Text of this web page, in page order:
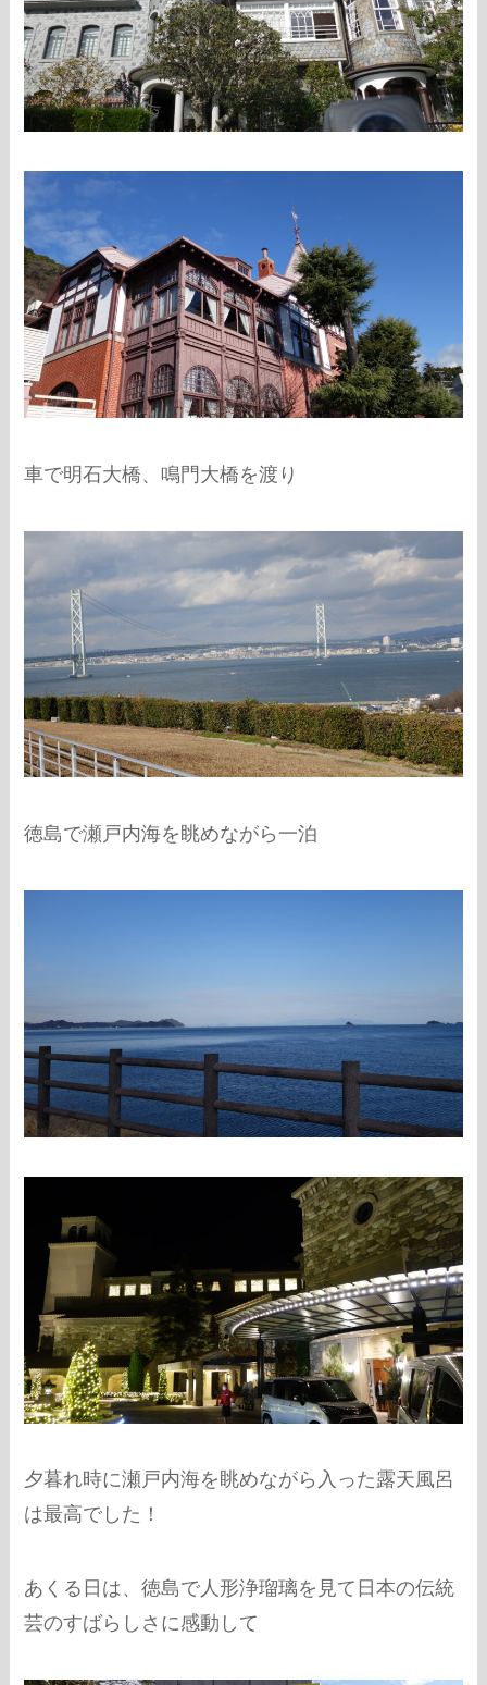
車で明石大橋、鳴門大橋を渡り
徳島で瀬戸内海を眺めながら一泊
夕暮れ時に瀬戸内海を眺めながら入った露天風呂
は最高でした！
あくる日は、徳島で人形浄瑠璃を見て日本の伝統
芸のすばらしさに感動して